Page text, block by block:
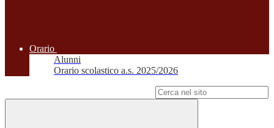
Orario
Alunni
Orario scolastico a.s. 2025/2026